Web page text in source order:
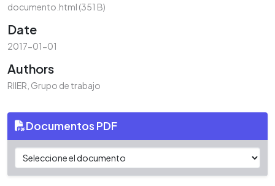
documento.html (351 B)
Date
2017-01-01
Authors
RIIER, Grupo de trabajo
Documentos PDF